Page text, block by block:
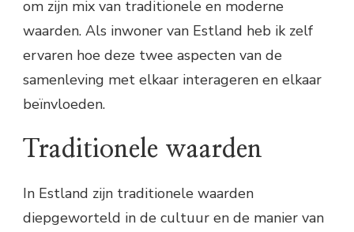
om zijn mix van traditionele en moderne
waarden. Als inwoner van Estland heb ik zelf
ervaren hoe deze twee aspecten van de
samenleving met elkaar interageren en elkaar
beïnvloeden.
Traditionele waarden
In Estland zijn traditionele waarden
diepgeworteld in de cultuur en de manier van